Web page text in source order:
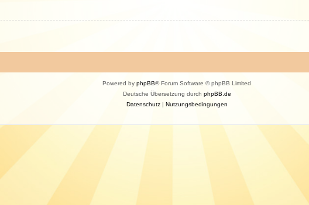
Powered by phpBB® Forum Software © phpBB Limited
Deutsche Übersetzung durch phpBB.de
Datenschutz| Nutzungsbedingungen